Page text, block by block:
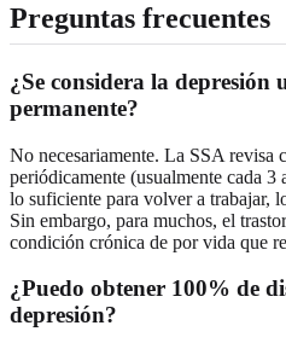
Preguntas frecuentes
¿Se considera la depresión
permanente?
No necesariamente. La SSA revisa
periódicamente (usualmente cada
lo suficiente para volver a trabajar,
Sin embargo, para muchos, el
condición crónica de por vida que
¿Puedo obtener 100% de
depresión?